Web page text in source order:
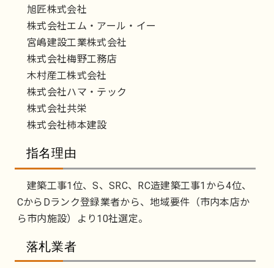
旭匠株式会社
株式会社エム・アール・イー
宮嶋建設工業株式会社
株式会社梅野工務店
木村産工株式会社
株式会社ハマ・テック
株式会社共栄
株式会社柿本建設
指名理由
建築工事1位、S、SRC、RC造建築工事1から4位、
CからDランク登録業者から、地域要件（市内本店か
ら市内施設）より10社選定。
落札業者